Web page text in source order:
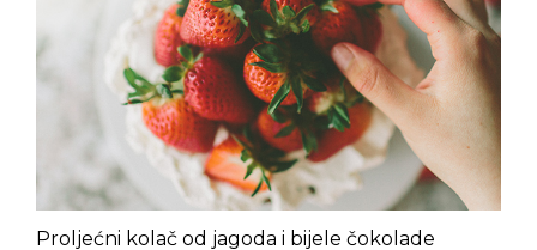
Proljećni kolač od jagoda i bijele čokolade